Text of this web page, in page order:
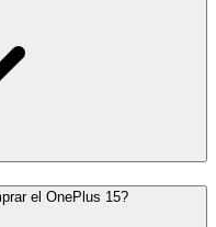
el OnePlus 15?